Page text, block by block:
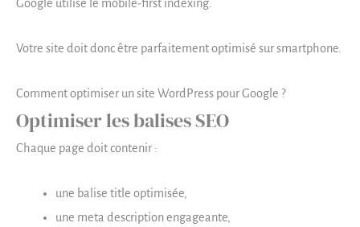
Google utilise le mobile-first indexing.
Votre site doit donc être parfaitement optimisé sur smartphone.
Comment optimiser un site WordPress pour Google ?
Optimiser les balises SEO
Chaque page doit contenir :
une balise title optimisée,
une meta description engageante,